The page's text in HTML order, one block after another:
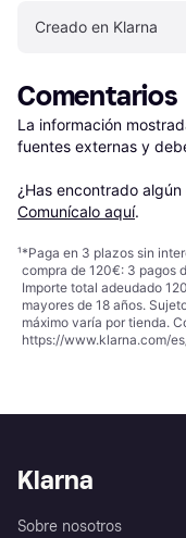
Creado en Klarna
Comentarios
La información
fuentes externas y
¿Has encontrado
Comunícalo aquí.
¹*Paga en 3 plazos sin
compra de 120€: 3 pagos
Importe total adeudado
mayores de 18 años.
máximo varía por tienda.
https://www.klarna.com/
Klarna
Sobre nosotros